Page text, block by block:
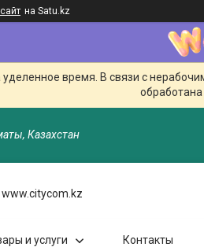
на Satu.kz
уделенное время. В связи с
Казахстан
www.citycom.kz
и услуги Контакты